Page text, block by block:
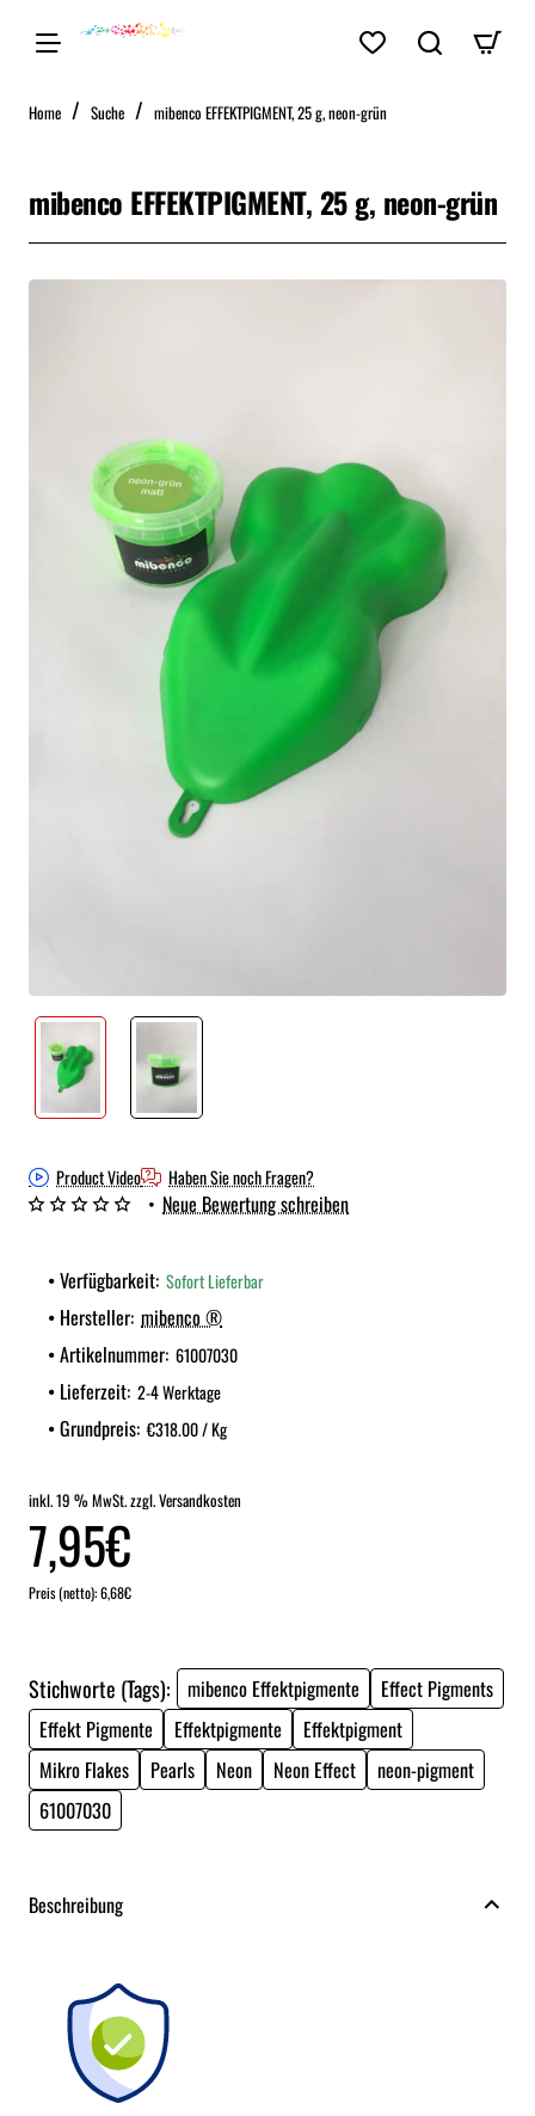
Home home Suche mibenco EFFEKTPIGMENT, 25 g, neon-grün
mibenco EFFEKTPIGMENT, 25 g, neon-grün
Product Video Haben Sie noch Fragen?
Verfügbarkeit: Sofort Lieferbar
Hersteller: mibenco ®
Artikelnummer: 61007030
Lieferzeit: 2-4 Werktage
Grundpreis: €318.00 / Kg
• Neue Bewertung schreiben
inkl. 19 % MwSt. zzgl. Versandkosten
7,95€
Preis (netto): 6,68€
Stichworte (Tags): mibenco Effektpigmente
Effect Pigments
Effekt Pigmente
Effektpigmente
Effektpigment
Mikro Flakes
Pearls Neon Neon Effect
neon-pigment
61007030
Beschreibung